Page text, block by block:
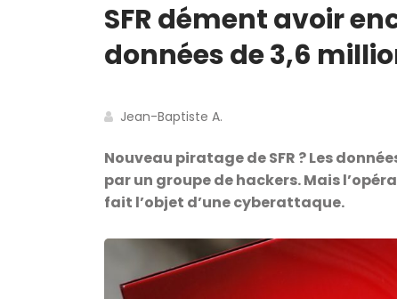
SFR dément avoir
données de 3,6
Jean-Baptiste A.
Nouveau piratage de SFR ? Les
par un groupe de hackers. Mais
fait l’objet d’une cyberattaque.